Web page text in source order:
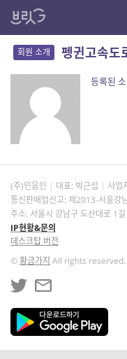
회원 소개 펭귄고속도
등록된
(주)민음인 대표: 박근섭 사업
통신판매업신고: 제2013-서울강
주소: 서울시 강남구 도산대로 1
IP현황&문의
데스크탑 버전
©황금가지 All rights reserved.